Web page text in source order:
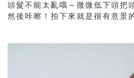
頭髮不能太亂哦～微微低下頭把
然後咔嚓！拍下來就是很有意景